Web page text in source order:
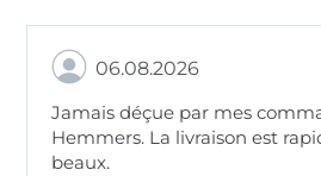
06.08.2026
Jamais déçue par mes
Hemmers. La livraison est
beaux.